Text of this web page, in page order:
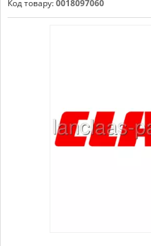
Код товару:0018097060